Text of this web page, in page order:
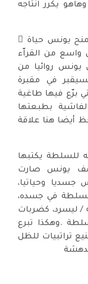
يكرر انتاجه
تمنح يونس حياة
من القراّء
يونس روائيا من
في مقبرة
برّع فيها طاغية
بطبعتها
أيضا هنا علاقة
للسلطة يكتبها
يونس صارت
وحياتيا،
في جسده،
/ ليسرد، كضربات
.وهكذا تبرع
تراتبيات للظل